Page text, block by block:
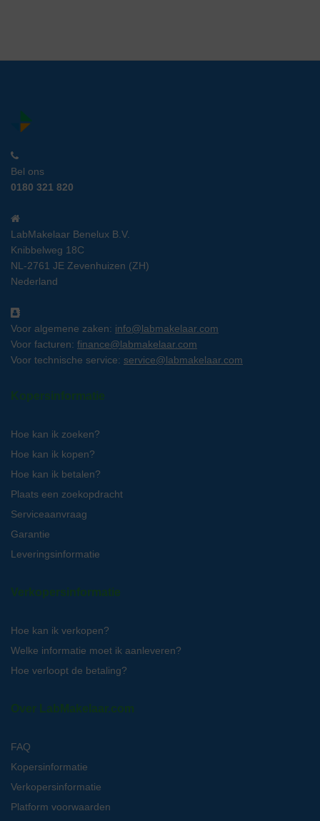
Bel ons
0180 321 820
LabMakelaar Benelux B.V.
Knibbelweg 18C
NL-2761 JE Zevenhuizen (ZH)
Nederland
Voor algemene zaken: info@labmakelaar.com
Voor facturen: finance@labmakelaar.com
Voor technische service: service@labmakelaar.com
Kopersinformatie
Hoe kan ik zoeken?
Hoe kan ik kopen?
Hoe kan ik betalen?
Plaats een zoekopdracht
Serviceaanvraag
Garantie
Leveringsinformatie
Verkopersinformatie
Hoe kan ik verkopen?
Welke informatie moet ik aanleveren?
Hoe verloopt de betaling?
Over LabMakelaar.com
FAQ
Kopersinformatie
Verkopersinformatie
Platform voorwaarden